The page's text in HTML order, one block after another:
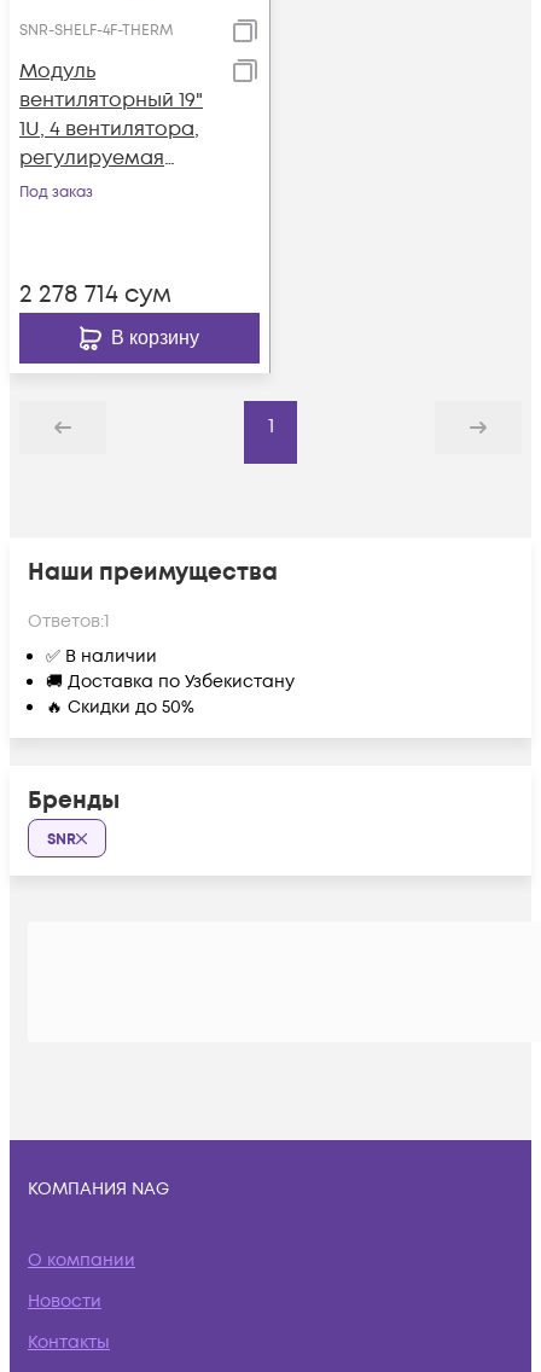
SNR-SHELF-4F-THERM
Модуль
вентиляторный 19"
1U, 4 вентилятора,
регулируемая
глубина 345-810 мм
Под заказ
2 278 714 сум
В корзину
Назад
1
Дальше
Наши преимущества
Ответов:1
✅ В наличии
🚚 Доставка по Узбекистану
🔥 Скидки до 50%
Бренды
SNR
КОМПАНИЯ NAG
О компании
Новости
Контакты